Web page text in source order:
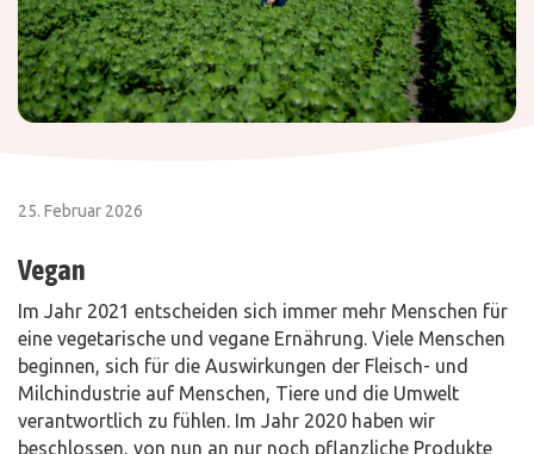
25. Februar 2026
Vegan
Im Jahr 2021 entscheiden sich immer mehr Menschen für
eine vegetarische und vegane Ernährung. Viele Menschen
beginnen, sich für die Auswirkungen der Fleisch- und
Milchindustrie auf Menschen, Tiere und die Umwelt
verantwortlich zu fühlen. Im Jahr 2020 haben wir
beschlossen, von nun an nur noch pflanzliche Produkte